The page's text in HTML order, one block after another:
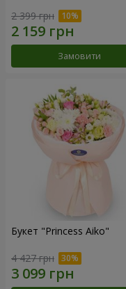
2 399 грн
Замовити
Букет "Princess Aiko"
4 427 грн